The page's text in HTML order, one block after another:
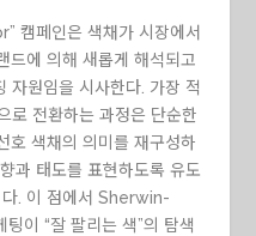
페인은 색채가 시장에서
드에 의해 새롭게 해석되고
자원임을 시사한다. 가장 적
로 전환하는 과정은 단순한
호 색채의 의미를 재구성하
과 태도를 표현하도록 유도
다. 이 점에서 Sherwin-
이 “잘 팔리는 색”의 탐색